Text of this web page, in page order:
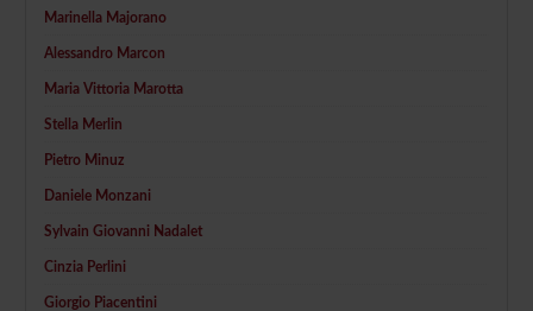
Marinella Majorano
Alessandro Marcon
Maria Vittoria Marotta
Stella Merlin
Pietro Minuz
Daniele Monzani
Sylvain Giovanni Nadalet
Cinzia Perlini
Giorgio Piacentini